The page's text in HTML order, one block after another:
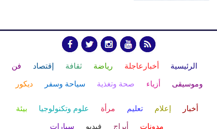
الرئيسية أخبارعاجلة رياضة ثقافة إقتصاد فن
وموسيقى أزياء صحة وتغذية سياحة وسفر ديكور
أخبار إعلام تعليم مرأة علوم وتكنولوجيا بيئة
مدونات أبراج فيديو سيارات